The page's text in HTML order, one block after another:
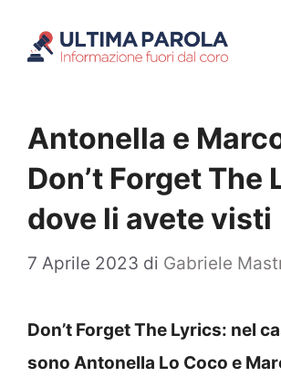
Antonella e
Don’t Forget The
dove li avete visti
7 Aprile 2023 di Gabriele
Don’t Forget The Lyrics: nel
sono Antonella Lo Coco e